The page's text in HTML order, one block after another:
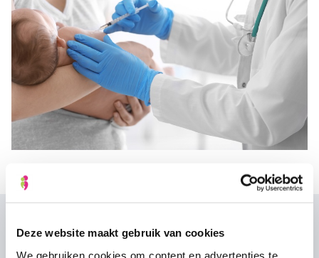
Deze website maakt gebruik van cookies
We gebruiken cookies om content en advertenties te